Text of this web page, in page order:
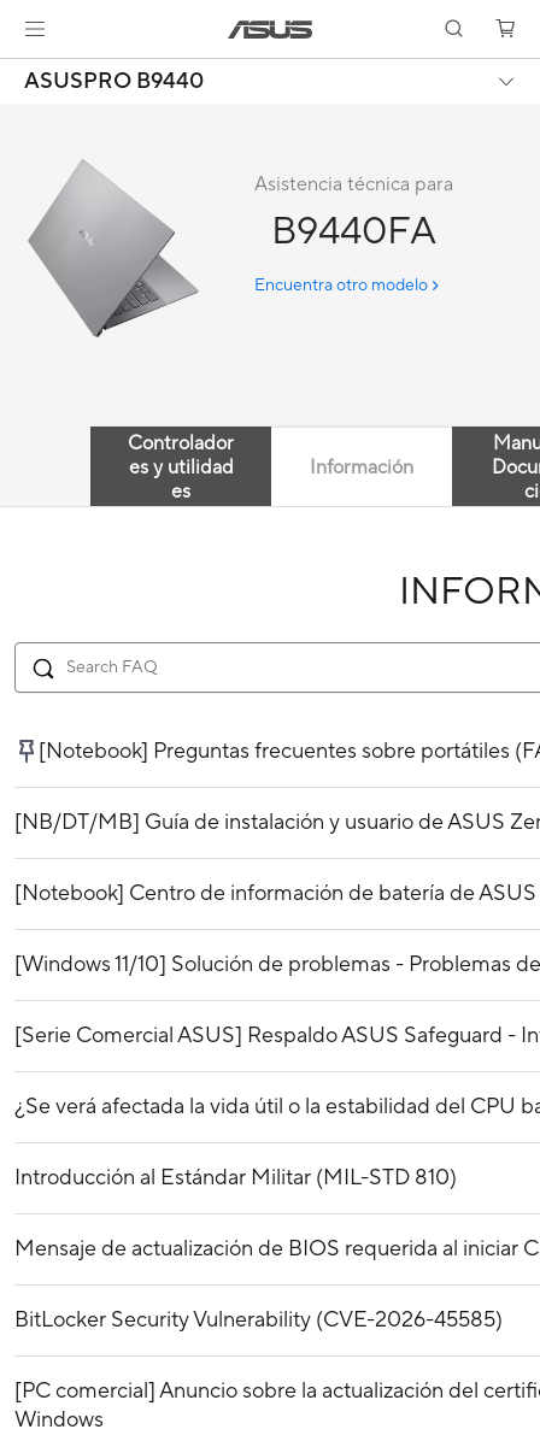
ASUSPRO B9440
Asistencia técnica para
B9440FA
Encuentra otro modelo
Controlador
es y utilidad
es
Información
[Notebook] Preguntas frecuentes sobre portátiles
[NB/DT/MB] Guía de instalación y usuario de ASUS
[Notebook] Centro de información de batería de ASUS
[Windows 11/10] Solución de problemas - Problemas
[Serie Comercial ASUS] Respaldo ASUS Safeguard -
¿Se verá afectada la vida útil o la estabilidad del CPU
Introducción al Estándar Militar (MIL-STD 810)
Mensaje de actualización de BIOS requerida al iniciar
BitLocker Security Vulnerability (CVE-2026-45585)
[PC comercial] Anuncio sobre la actualización del
Windows